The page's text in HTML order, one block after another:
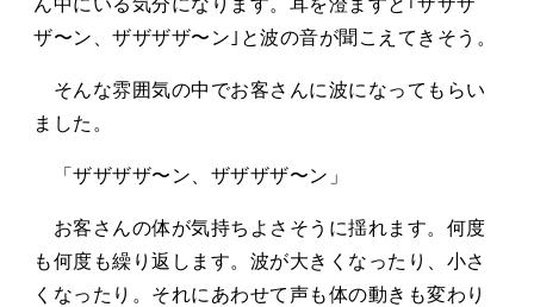
ん中にいる気分になります。耳を澄ますと｢ザザザ
ザ〜ン、ザザザザ〜ン｣と波の音が聞こえてきそう。
そんな雰囲気の中でお客さんに波になってもらい
ました。
「ザザザザ〜ン、ザザザザ〜ン」
お客さんの体が気持ちよさそうに揺れます。何度
も何度も繰り返します。波が大きくなったり、小さ
くなったり。それにあわせて声も体の動きも変わり